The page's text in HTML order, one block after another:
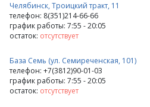
Челябинск, Троицкий тракт, 11
телефон: 8(351)214-66-66
график работы: 7:55 - 20:05
остаток: отсутствует
База Семь (ул. Семиреченская, 101)
телефон: +7(3812)90-01-03
график работы: 7:55 - 20:05
остаток: отсутствует